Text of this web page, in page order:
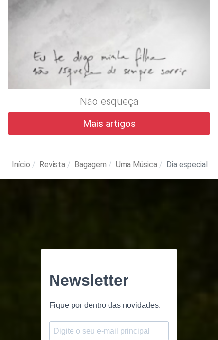
Não esqueça
Mais artigos
Início Revista Bagagem Uma Música Dia especial